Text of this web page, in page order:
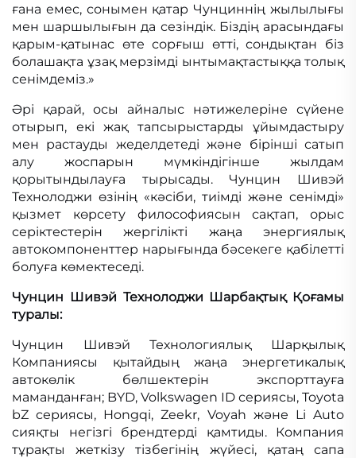
ғана емес, сонымен қатар Чунциннің жылылығы
мен шаршылығын да сезіндік. Біздің арасындағы
қарым-қатынас өте сорғыш өтті, сондықтан біз
болашақта ұзақ мерзімді ынтымақтастыққа толық
сенімдеміз.»
Әрі қарай, осы айналыс нәтижелеріне сүйене
отырып, екі жақ тапсырыстарды ұйымдастыру
мен растауды жеделдетеді және бірінші сатып
алу жоспарын мүмкіндігінше жылдам
қорытындылауға тырысады. Чунцин Шивэй
Технолоджи өзінің «кәсіби, тиімді және сенімді»
қызмет көрсету философиясын сақтап, орыс
серіктестерін жергілікті жаңа энергиялық
автокомпоненттер нарығында бәсекеге қабілетті
болуға көмектеседі.
Чунцин Шивэй Технолоджи Шарбақтық Қоғамы
туралы:
Чунцин Шивэй Технологиялық Шарқылық
Компаниясы қытайдың жаңа энергетикалық
автокөлік бөлшектерін экспорттауға
маманданған; BYD, Volkswagen ID сериясы, Toyota
bZ сериясы, Hongqi, Zeekr, Voyah және Li Auto
сияқты негізгі брендтерді қамтиды. Компания
тұрақты жеткізу тізбегінің жүйесі, қатаң сапа